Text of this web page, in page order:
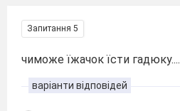
Запитання 5
чиможе їжачок їсти гадюку....
варіанти відповідей